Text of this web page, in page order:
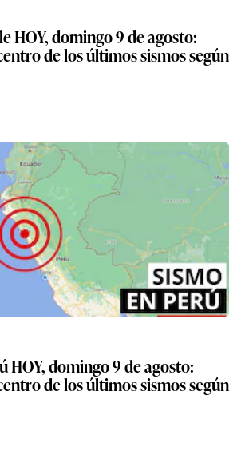
HOY, domingo 9 de agosto:
de los últimos sismos según
HOY, domingo 9 de agosto:
de los últimos sismos según